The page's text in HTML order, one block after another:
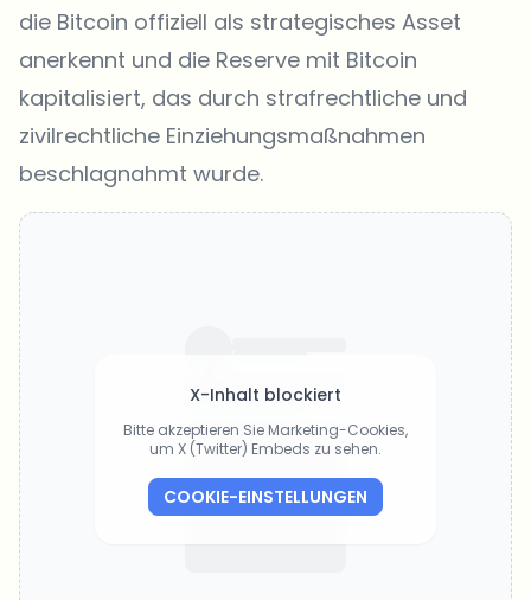
die Bitcoin offiziell als strategisches Asset
anerkennt und die Reserve mit Bitcoin
kapitalisiert, das durch strafrechtliche und
zivilrechtliche Einziehungsmaßnahmen
beschlagnahmt wurde.
X-Inhalt blockiert
Bitte akzeptieren Sie Marketing-Cookies,
um X (Twitter) Embeds zu sehen.
COOKIE-EINSTELLUNGEN